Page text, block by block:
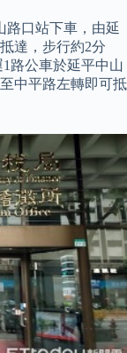
路口站下車，由延
達，步行約2分
路公車於延平中山
中平路左轉即可抵